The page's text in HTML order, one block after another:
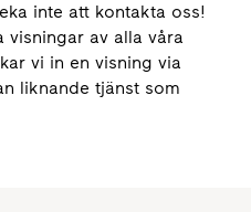
inte att kontakta oss!
visningar av alla våra
vi in en visning via
liknande tjänst som